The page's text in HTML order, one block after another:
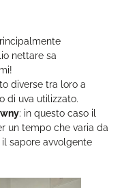
nettare sa
diverse tra loro a
di uva utilizzato.
: in questo caso il
un tempo che varia da
sapore avvolgente